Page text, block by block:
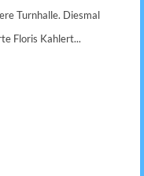
Turnhalle. Diesmal
Floris Kahlert...